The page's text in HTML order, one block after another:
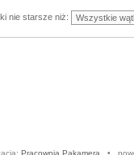
nie starsze niż:
Pracownia Pakamera •